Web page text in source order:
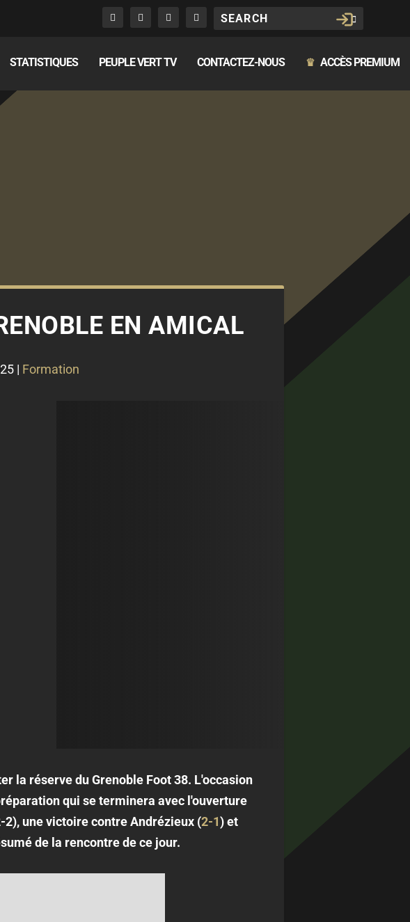
STATISTIQUES PEUPLE VERT TV CONTACTEZ-NOUS ♛ ACCÈS PREMIUM
EN AMICAL
| Formation
la réserve du Grenoble Foot 38. L'occasion
qui se terminera avec l'ouverture
une victoire contre Andrézieux (2-1) et
de la rencontre de ce jour.